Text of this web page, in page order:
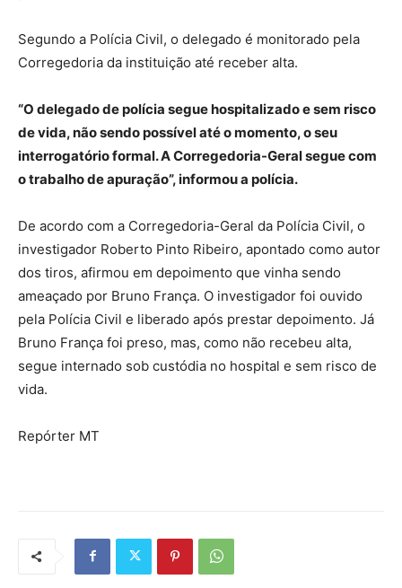
Segundo a Polícia Civil, o delegado é monitorado pela
Corregedoria da instituição até receber alta.
“O delegado de polícia segue hospitalizado e sem risco
de vida, não sendo possível até o momento, o seu
interrogatório formal. A Corregedoria-Geral segue com
o trabalho de apuração”, informou a polícia.
De acordo com a Corregedoria-Geral da Polícia Civil, o
investigador Roberto Pinto Ribeiro, apontado como autor
dos tiros, afirmou em depoimento que vinha sendo
ameaçado por Bruno França. O investigador foi ouvido
pela Polícia Civil e liberado após prestar depoimento. Já
Bruno França foi preso, mas, como não recebeu alta,
segue internado sob custódia no hospital e sem risco de
vida.
Repórter MT